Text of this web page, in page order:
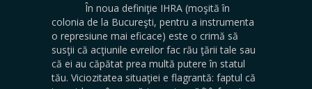
În noua definiţie IHRA (moşită în
colonia de la Bucureşti, pentru a instrumenta
o represiune mai eficace) este o crimă să
susţii că acţiunile evreilor fac rău ţării tale sau
că ei au căpătat prea multă putere în statul
tău. Viciozitatea situaţiei e flagrantă: faptul că